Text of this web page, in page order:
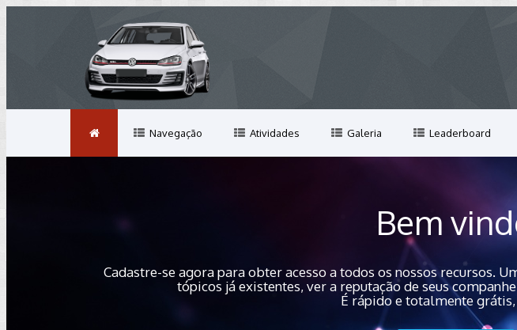
Navegação Atividades Galeria Leaderboard
Bem
Cadastre-se agora para obter acesso a todos os nossos recursos.
tópicos já existentes, ver a reputação de seus
É rápido e totalmente grátis,